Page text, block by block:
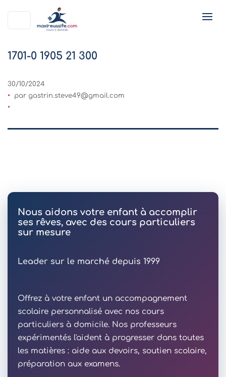
1701-0 1905 21 300
30/10/2024
par gastrin.steve49@gmail.com
Nous aidons votre enfant à accomplir
ses rêves, avec des cours particuliers
sur mesure
Leader sur le marché depuis 1999
Offrez à votre enfant un accompagnement
scolaire personnalisé avec nos cours
particuliers à domicile. Nos professeurs
expérimentés l'aident à progresser dans toutes
les matières : aide aux devoirs, soutien scolaire,
préparation aux examens.